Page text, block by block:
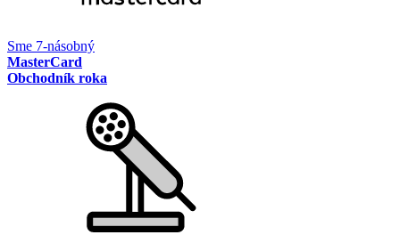
Sme 7-násobný
MasterCard
Obchodník roka